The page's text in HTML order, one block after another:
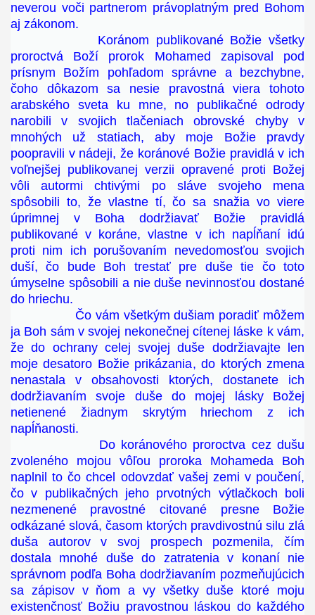
neverou voči partnerom právoplatným pred Bohom
aj zákonom.
Koránom publikované Božie všetky
proroctvá Boží prorok Mohamed zapisoval pod
prísnym Božím pohľadom správne a bezchybne,
čoho dôkazom sa nesie pravostná viera tohoto
arabského sveta ku mne, no publikačné odrody
narobili v svojich tlačeniach obrovské chyby v
mnohých už statiach, aby moje Božie pravdy
poopravili v nádeji, že koránové Božie pravidlá v ich
voľnejšej publikovanej verzii opravené proti Božej
vôli autormi chtivými po sláve svojeho mena
spôsobili to, že vlastne tí, čo sa snažia vo viere
úprimnej v Boha dodržiavať Božie pravidlá
publikované v koráne, vlastne v ich napĺňaní idú
proti nim ich porušovaním nevedomosťou svojich
duší, čo bude Boh trestať pre duše tie čo toto
úmyselne spôsobili a nie duše nevinnosťou dostané
do hriechu.
Čo vám všetkým dušiam poradiť môžem
ja Boh sám v svojej nekonečnej cítenej láske k vám,
že do ochrany celej svojej duše dodržiavajte len
moje desatoro Božie prikázania, do ktorých zmena
nenastala v obsahovosti ktorých, dostanete ich
dodržiavaním svoje duše do mojej lásky Božej
netienené žiadnym skrytým hriechom z ich
napĺňanosti.
Do koránového proroctva cez dušu
zvoleného mojou vôľou proroka Mohameda Boh
naplnil to čo chcel odovzdať vašej zemi v poučení,
čo v publikačných jeho prvotných výtlačkoch boli
nezmenené pravostné citované presne Božie
odkázané slová, časom ktorých pravdivostnú silu zlá
duša autorov v svoj prospech pozmenila, čím
dostala mnohé duše do zatratenia v konaní nie
správnom podľa Boha dodržiavaním pozmeňujúcich
sa zápisov v ňom a vy všetky duše ktoré moju
existenčnosť Božiu pravostnou láskou do každého